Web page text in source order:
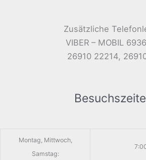
Zusätzliche
VIBER – MOBIL
26910 22214,
Montag, Mittwoch,
Samstag: